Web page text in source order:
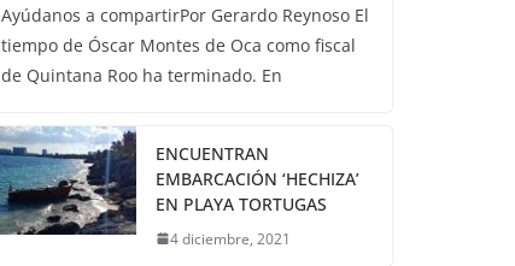
Ayúdanos a compartirPor Gerardo Reynoso El
tiempo de Óscar Montes de Oca como fiscal
de Quintana Roo ha terminado. En
ENCUENTRAN
EMBARCACIÓN ‘HECHIZA’
EN PLAYA TORTUGAS
4 diciembre, 2021